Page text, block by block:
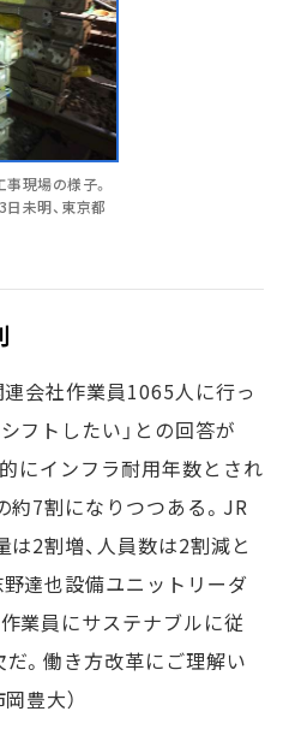
現場の様子。
未明、東京都
会社作業員1065人に行っ
フトしたい」との回答が
にインフラ耐用年数とされ
約7割になりつつある。JR
2割増、人員数は2割減と
達也設備ユニットリーダ
業員にサステナブルに従
。働き方改革にご理解い
豊大）